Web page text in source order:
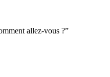
allez-vous ?”